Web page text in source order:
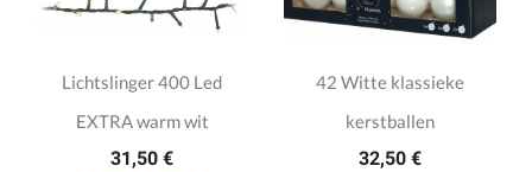
Lichtslinger 400 Led
EXTRA warm wit
31,50 €
42 Witte klassieke
kerstballen
32,50 €